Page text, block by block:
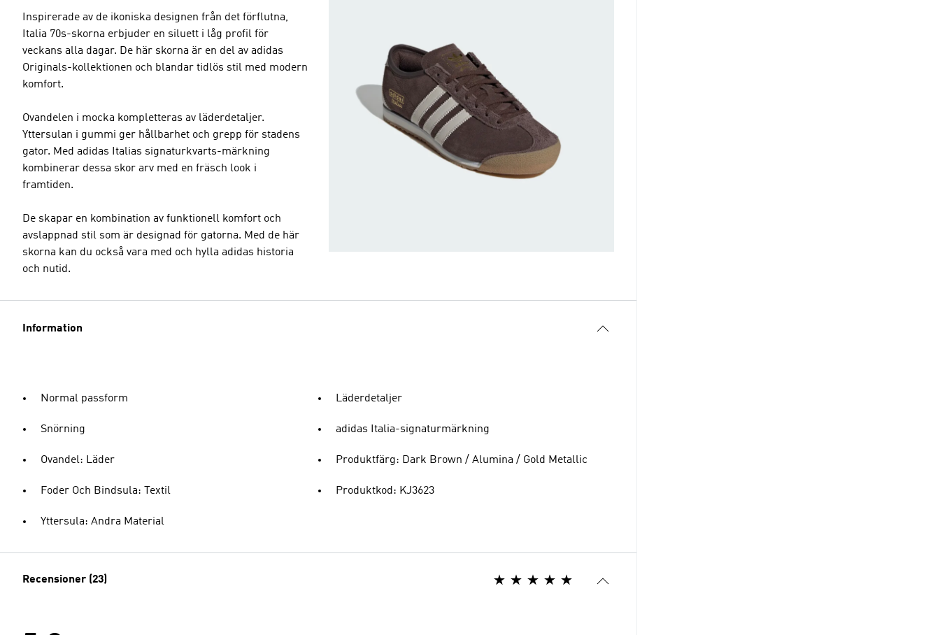
Inspirerade av de ikoniska designen från det förflutna,
Italia 70s-skorna erbjuder en siluett i låg profil för
veckans alla dagar. De här skorna är en del av adidas
Originals-kollektionen och blandar tidlös stil med modern
komfort.
Ovandelen i mocka kompletteras av läderdetaljer.
Yttersulan i gummi ger hållbarhet och grepp för stadens
gator. Med adidas Italias signaturkvarts-märkning
kombinerar dessa skor arv med en fräsch look i
framtiden.
De skapar en kombination av funktionell komfort och
avslappnad stil som är designad för gatorna. Med de här
skorna kan du också vara med och hylla adidas historia
och nutid.
Information
Normal passform
Snörning
Ovandel: Läder
Foder Och Bindsula: Textil
Yttersula: Andra Material
Läderdetaljer
adidas Italia-signaturmärkning
Produktfärg: Dark Brown / Alumina / Gold Metallic
Produktkod: KJ3623
Recensioner (23)